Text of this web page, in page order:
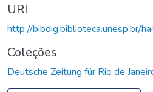
URI
http://bibdig.biblioteca.unesp.br/
Coleções
Deutsche Zeitung für Rio de